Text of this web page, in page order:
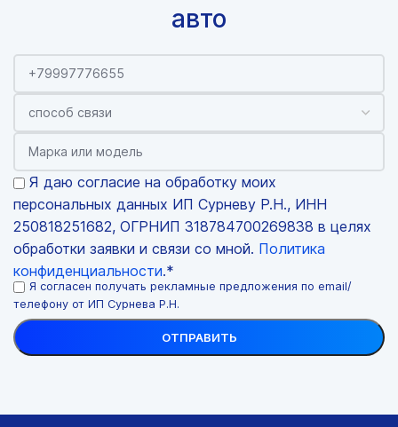
авто
Я даю согласие на обработку моих
персональных данных ИП Сурневу Р.Н., ИНН
250818251682, ОГРНИП 318784700269838 в целях
обработки заявки и связи со мной. Политика
конфиденциальности.*
Я согласен получать рекламные предложения по email/
телефону от ИП Сурнева Р.Н.